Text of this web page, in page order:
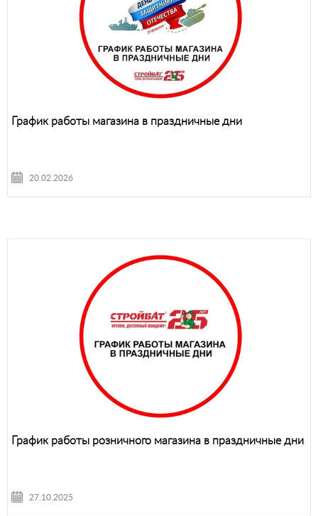
График работы магазина в праздничные дни
20.02.2026
График работы розничного магазина в праздничные дни
27.10.2025